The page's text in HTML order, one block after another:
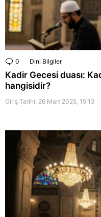
0 Comments
Dini Bilgiler
Kadir Gecesi duası:
hangisidir?
Giriş Tarihi: 26 Mart 2025, 15:13